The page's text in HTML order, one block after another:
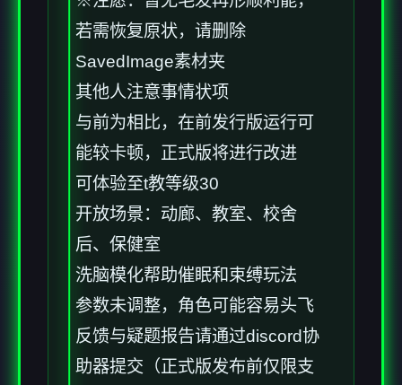
若需恢复原状，请删除
SavedImage素材夹
其他人注意事情状项
与前为相比，在前发行版运行可
能较卡顿，正式版将进行改进
可体验至t教等级30
开放场景：动廊、教室、校舍
后、保健室
洗脑模化帮助催眠和束缚玩法
参数未调整，角色可能容易头飞
反馈与疑题报告请通过discord协
助器提交（正式版发布前仅限支